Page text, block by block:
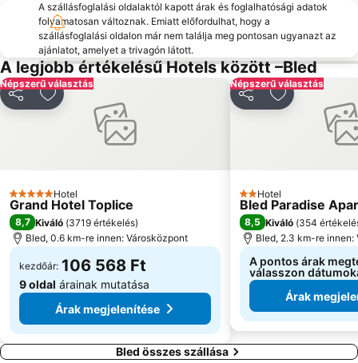
Tivoli Park
Kranjska Gora - Ski resort
Vojaško pokopališče v Logu pod Mangartom
Bus station Ljubljana
Ljubljana Jože Pučnik Airport
Ljubljana Town Hall
Blejski otok
Wörtherseestadion
Klagenfurt Hauptbahnhof
Klagenfurt Christkindlmarkt
Villach - Hauptbahnhof
Rathaus Sankt Veit an der Glan
Gospodarsko razstavišče
Kongresni trg - Zvezda
Ljubljana Center
Atlantis
Lesce-Bled
A szállásfoglalási oldalaktól kapott árak és foglalhatósági adatok
folyamatosan változnak. Emiatt előfordulhat, hogy a
szállásfoglalási oldalon már nem találja meg pontosan ugyanazt az
ajánlatot, amelyet a trivagón látott.
A legjobb értékelésű Hotels között –Bled
Népszerű választás
MegosztásHozzáadás a kedvencekhez
5 Kategória
Hotel
Grand Hotel Toplice
8,7 Kiváló (3719 értékelés)
Bled, 0.6 km-re innen: Városközpont
kezdőár: 106 568 Ft
9 oldal árainak mutatása
Árak megjelenítése
Népszerű választás
MegosztásHozzáadás
2 Kategória
Hotel
Bled Paradise
8,5 Kiváló (354
Bled, 2.3 km-re innen:
A pontos árak
válasszon
Árak
Bled összes szállása